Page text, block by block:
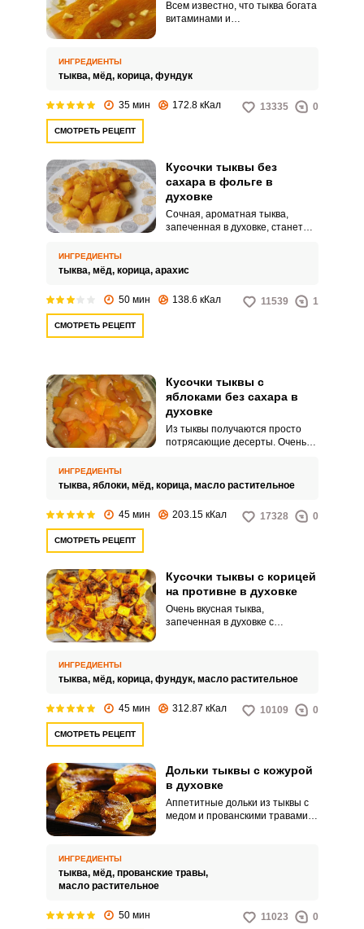
Всем известно, что тыква богата
витаминами и
только овощное рагу и супы, но
полезные и вкусные десерты.
ИНГРЕДИЕНТЫ
тыква, мёд, корица, фундук
35 мин 172.8 кКал 13335 0
СМОТРЕТЬ РЕЦЕПТ
Кусочки тыквы без
сахара в фольге в
духовке
Сочная, ароматная тыква,
запеченная в духовке, станет
просто, с этим рецептом
хозяюшка.
ИНГРЕДИЕНТЫ
тыква, мёд, корица, арахис
50 мин 138.6 кКал 11539 1
СМОТРЕТЬ РЕЦЕПТ
Кусочки тыквы с
яблоками без сахара в
духовке
Из тыквы получаются просто
потрясающие десерты. Очень
ИНГРЕДИЕНТЫ
тыква, яблоки, мёд, корица, масло растительное
45 мин 203.15 кКал 17328 0
СМОТРЕТЬ РЕЦЕПТ
Кусочки тыквы с корицей
на противне в духовке
Очень вкусная тыква,
запеченная в духовке с
натуральный мед, а особую
изюминку добавят дробленные
ИНГРЕДИЕНТЫ
тыква, мёд, корица, фундук, масло растительное
45 мин 312.87 кКал 10109 0
СМОТРЕТЬ РЕЦЕПТ
Дольки тыквы с кожурой
в духовке
Аппетитные дольки из тыквы с
медом и прованскими травами –
мягкие, очень вкусные кусочки
тыквы точно понравится вашим
ИНГРЕДИЕНТЫ
тыква, мёд, прованские травы,
масло растительное
50 мин 11023 0